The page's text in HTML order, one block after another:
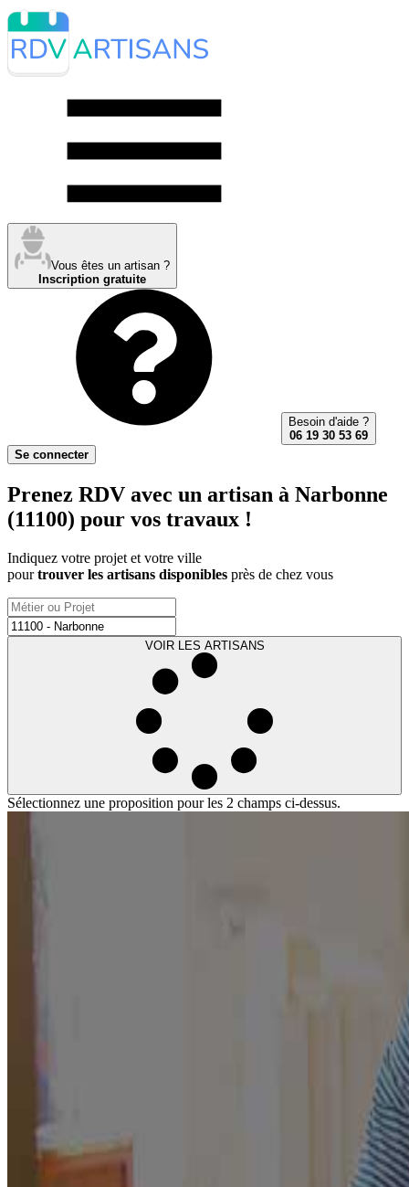
Vous êtes un artisan ?
Inscription gratuite
Besoin d'aide ?
06 19 30 53 69
Se connecter
Prenez RDV avec un artisan à Narbonne
(11100) pour vos travaux !
Indiquez votre projet et votre ville
pourtrouver les artisans disponibles près de chez vous
Sélectionnez une proposition pour les 2 champs ci-dessus.